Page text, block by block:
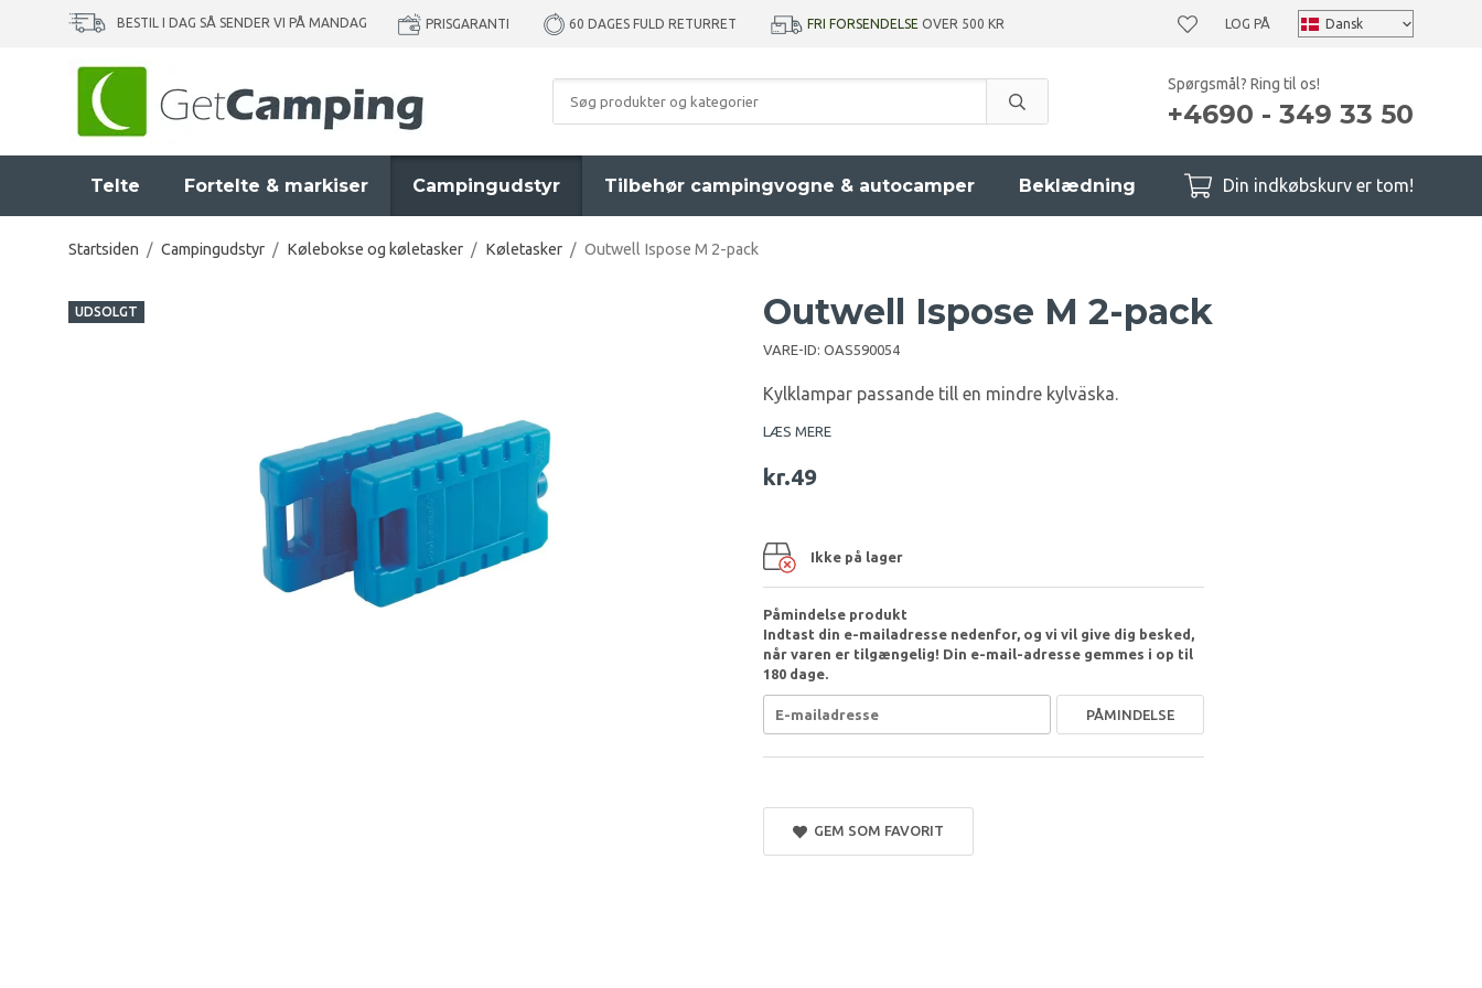
BESTIL I DAG SÅ SENDER VI PÅ MANDAG PRISGARANTI 60 DAGES FULD RETURRET FRI FORSENDELSE OVER 500 KR LOG PÅ
Spørgsmål? Ring til os!
+4690 - 349 33 50
Telte Fortelte & markiser Campingudstyr Tilbehør campingvogne & autocamper Beklædning Din indkøbskurv er tom!
Startsiden / Campingudstyr / Kølebokse og køletasker / Køletasker / Outwell Ispose M 2-pack
UDSOLGT Outwell Ispose M 2-pack
VARE-ID: OAS590054
Kylklampar passande till en mindre kylväska.
LÆS MERE
kr.49
Ikke på lager
Påmindelse produkt
Indtast din e-mailadresse nedenfor, og vi vil give dig besked,
når varen er tilgængelig! Din e-mail-adresse gemmes i op til
180 dage.
PÅMINDELSE
GEM SOM FAVORIT